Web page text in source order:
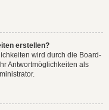
erstellen?
wird durch die Board-
Antwortmöglichkeiten als